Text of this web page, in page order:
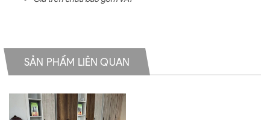
SẢN PHẨM LIÊN QUAN